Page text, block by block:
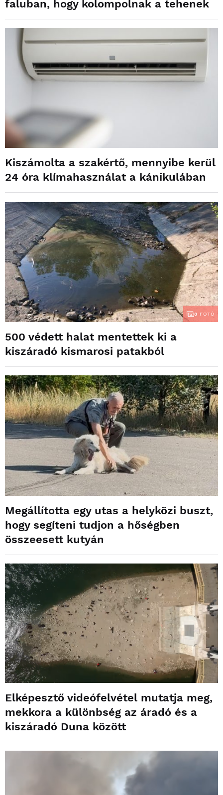
faluban, hogy kolompolnak a tehenek
Kiszámolta a szakértő, mennyibe kerül
24 óra klímahasználat a kánikulában
8 FOTÓ
500 védett halat mentettek ki a
kiszáradó kismarosi patakból
Megállította egy utas a helyközi buszt,
hogy segíteni tudjon a hőségben
összeesett kutyán
Elképesztő videófelvétel mutatja meg,
mekkora a különbség az áradó és a
kiszáradó Duna között